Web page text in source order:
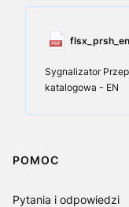
Sygnalizator
katalogowa - EN
Linki w stopce
POMOC
Pytania i odpowiedzi